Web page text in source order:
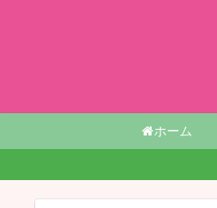
ホーム